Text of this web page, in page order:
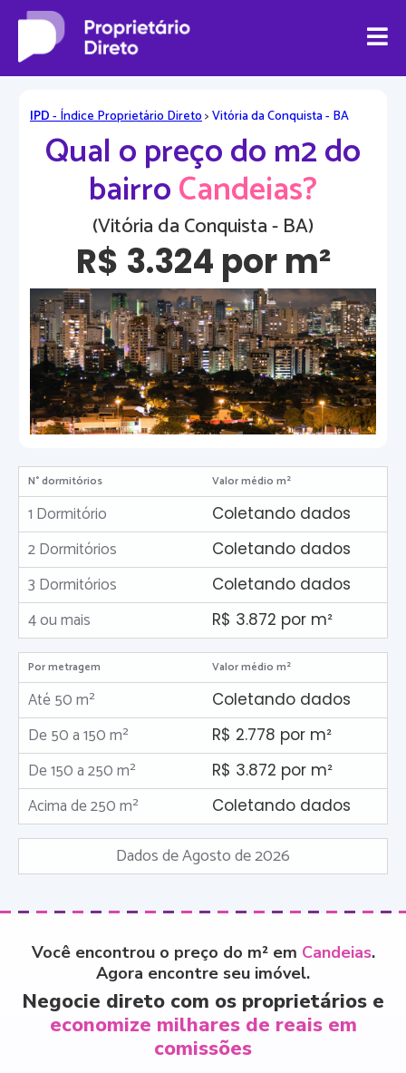
IPD- Índice Proprietário Direto>Vitória da Conquista - BA
Qual o preço do m2 do
bairroCandeias?
(Vitória da Conquista - BA)
R$ 3.324 por m²
N° dormitórios Valor médio m²
1 Dormitório Coletando dados
2 Dormitórios Coletando dados
3 Dormitórios Coletando dados
4 ou mais R$ 3.872 por m²
Por metragem Valor médio m²
Até 50 m² Coletando dados
De 50 a 150 m² R$ 2.778 por m²
De 150 a 250 m² R$ 3.872 por m²
Acima de 250 m² Coletando dados
Dados de Agosto de 2026
Você encontrou o preço do m² em Candeias.
Agora encontre seu imóvel.
Negocie direto com os proprietários e
economize milhares de reais em
comissões